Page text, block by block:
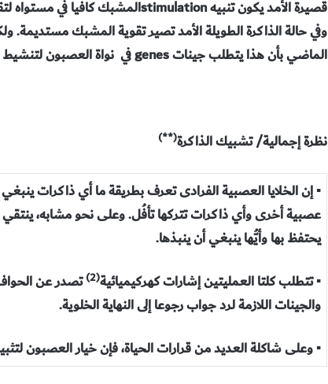
وفي حالة الذاكرة الطويلة الأمد تصير تقوية المشبك مستديمة.
الماضي بأن هذا يتطلب جينات genes في نواة العصبون لتنشيط استهلال إنتاج الپروتينات.
نظرة إجمالية/ تشبيك الذاكرة(**)
▪ إن الخلايا العصبية الفرادى تعرف بطريقة ما أي ذاكرات
عصبية أخرى وأي ذاكرات تتركها تأفُل. وعلى نحو مشابه،
يحتفظ بها وأيُّها ينبغي أن ينبذها.
▪ تتطلب كلتا العمليتين إشارات كهركيميائية(2)
تصدر عن
والجينات اللازمة لرد جواب رجوعا إلى النهاية الخلوية.
▪ وعلى شاكلة العديد من قرارات الحياة، فإن خيار العصبون